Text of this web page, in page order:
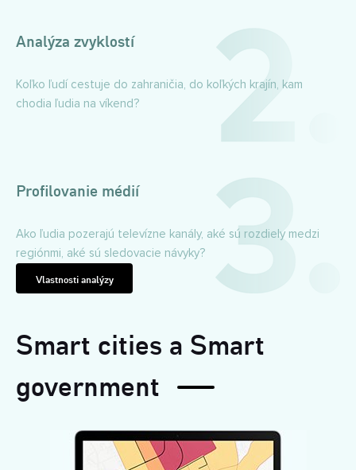
Analýza zvyklostí
Koľko ľudí cestuje do zahraničia, do koľkých krajín, kam
chodia ľudia na víkend?
Profilovanie médií
Ako ľudia pozerajú televízne kanály, aké sú rozdiely medzi
regiónmi, aké sú sledovacie návyky?
Vlastnosti analýzy
Smart cities a Smart
government